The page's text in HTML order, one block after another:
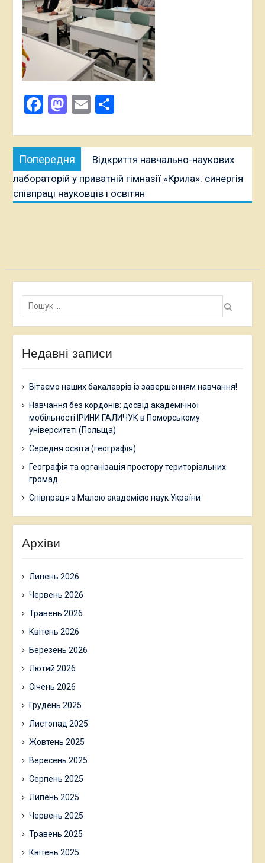
Facebook
Mastodon
EmailПоділитися
Навігація
записів
Попередня
публікація:
Відкриття навчально-наукових
лабораторій у приватній гімназії «Крила»: синергія
співпраці науковців і освітян
Пошук:
Недавні записи
Вітаємо наших бакалаврів із завершенням навчання!
Навчання без кордонів: досвід академічної
мобільності ІРИНИ ГАЛИЧУК в Поморському
університеті (Польща)
Середня освіта (географія)
Географія та організація простору територіальних
громад
Співпраця з Малою академією наук України
Архіви
Липень 2026
Червень 2026
Травень 2026
Квітень 2026
Березень 2026
Лютий 2026
Січень 2026
Грудень 2025
Листопад 2025
Жовтень 2025
Вересень 2025
Серпень 2025
Липень 2025
Червень 2025
Травень 2025
Квітень 2025